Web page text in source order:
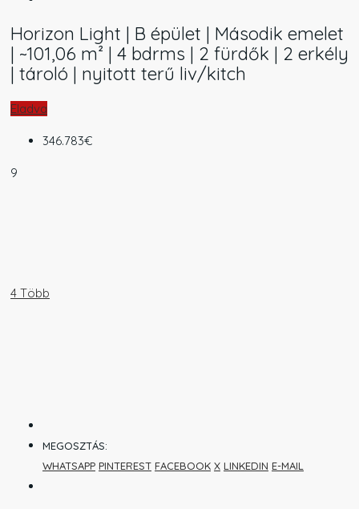
Horizon Light | B épület | Második emelet
| ~101,06 m² | 4 bdrms | 2 fürdők | 2 erkély
| tároló | nyitott terű liv/kitch
Eladva
346.783€
9
4 Több
MEGOSZTÁS:
WHATSAPP PINTEREST FACEBOOK X LINKEDIN E-MAIL